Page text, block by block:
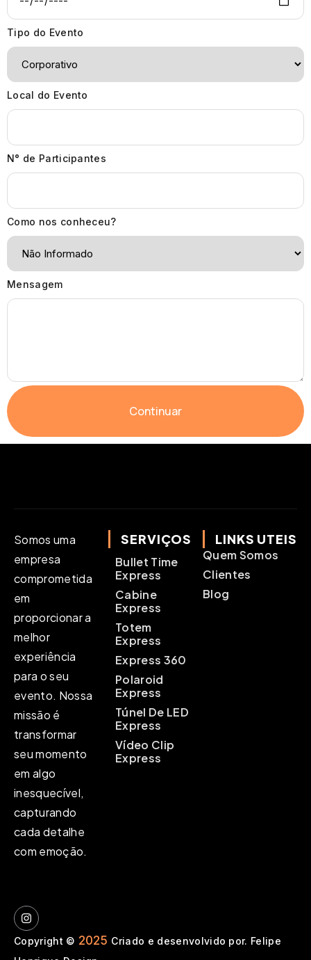
Tipo do Evento
Local do Evento
N° de Participantes
Como nos conheceu?
Mensagem
Continuar
Somos uma
empresa
comprometida
em
proporcionar a
melhor
experiência
para o seu
evento. Nossa
missão é
transformar
seu momento
em algo
inesquecível,
capturando
cada detalhe
com emoção.
SERVIÇOS
Bullet Time
Express
Cabine
Express
Totem
Express
Express 360
Polaroid
Express
Túnel De LED
Express
Vídeo Clip
Express
LINKS UTEIS
Quem Somos
Clientes
Blog
Copyright © 2025 Criado e desenvolvido por. Felipe